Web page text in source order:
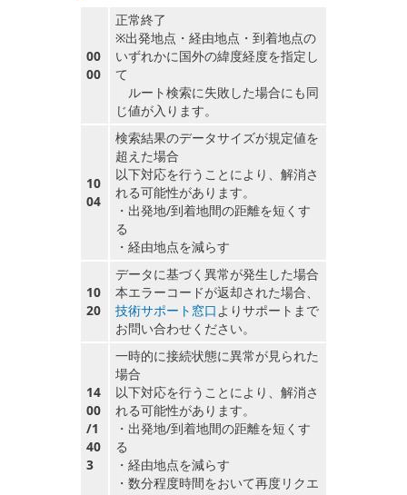
00
00
正常終了
※出発地点・経由地点・到着地点の
いずれかに国外の緯度経度を指定し
て
ルート検索に失敗した場合にも同
じ値が入ります。
10
04
検索結果のデータサイズが規定値を
超えた場合
以下対応を行うことにより、解消さ
れる可能性があります。
・出発地/到着地間の距離を短くす
る
・経由地点を減らす
10
20
データに基づく異常が発生した場合
本エラーコードが返却された場合、
技術サポート窓口よりサポートまで
お問い合わせください。
14
00
/1
40
3
一時的に接続状態に異常が見られた
場合
以下対応を行うことにより、解消さ
れる可能性があります。
・出発地/到着地間の距離を短くす
る
・経由地点を減らす
・数分程度時間をおいて再度リクエ